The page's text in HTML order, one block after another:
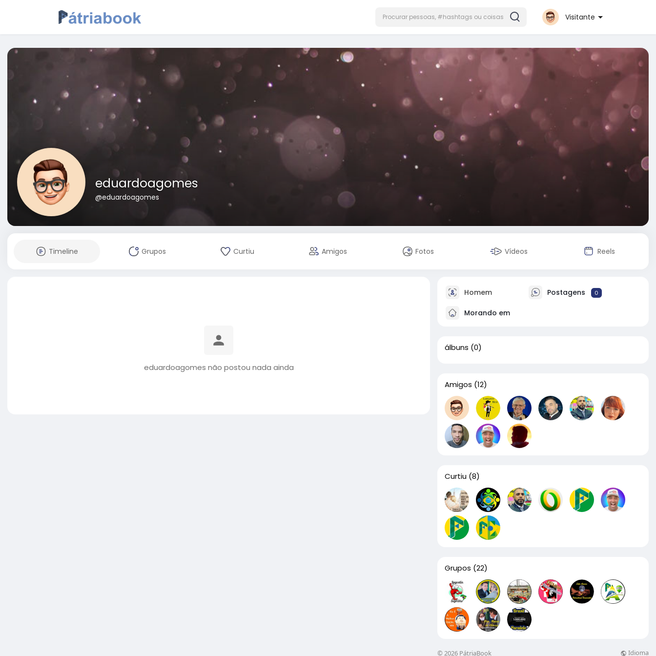
Visitante
eduardoagomes
@eduardoagomes
Timeline Grupos Curtiu Amigos Fotos Vídeos Reels
eduardoagomes não postou nada ainda
Homem Postagens 0
Morando em
álbuns (0)
Amigos (12)
Curtiu (8)
Grupos (22)
© 2026 PátriaBook Idioma